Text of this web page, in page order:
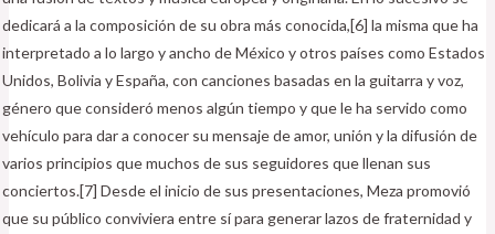
dedicará a la composición de su obra más conocida,[6]​ la misma que ha
interpretado a lo largo y ancho de México y otros países como Estados
Unidos, Bolivia y España, con canciones basadas en la guitarra y voz,
género que consideró menos algún tiempo y que le ha servido como
vehículo para dar a conocer su mensaje de amor, unión y la difusión de
varios principios que muchos de sus seguidores que llenan sus
conciertos.[7]​ Desde el inicio de sus presentaciones, Meza promovió
que su público conviviera entre sí para generar lazos de fraternidad y